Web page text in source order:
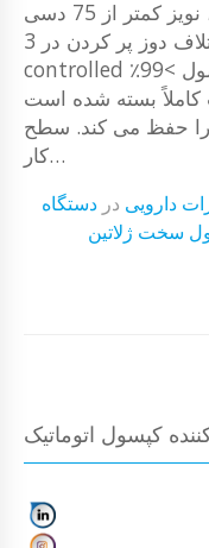
آسان و تمیز کردن. کاهش لرزش ، نویز کمتر از 75 دسی
بل هنگام کار با حداکثر سرعت. اختلاف دوز پر کردن در 3٪
controlled کنترل می شود. میزان پر شدن کپسول >99٪
بسته شده است
را حفظ می کند. سطح
کار…
دارویی دردستگاه
سخت ژلاتین